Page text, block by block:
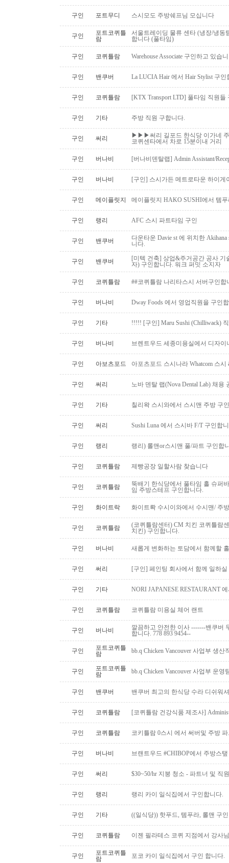
구인 포트무디 스시모도 주방쉐프님 모십니다
구인
포트코퀴틀
람
서울트레이딩 물류 센타 (냉장/냉동
합니다 (풀타임)
구인 코퀴틀람 Warehouse Associate 구인하고 있습
구인 밴쿠버 La LUCIA Hair 에서 Hair Stylist 구인
구인 코퀴틀람 [KTX Transport LTD] 풀타임 직원
구인 기타 주방 직원 구합니다.
구인 써리
▶▶▶써리 길포드 한식당 이가네
코퀴센타에서 차로 15분이내 거리
구인 버나비 [버나비덴탈랩] Admin Assistant/
구인 버나비 [구인] 스시가든 메트로타운 하이게
구인 메이플릿지 메이플릿지 HAKO SUSHI에서 템
구인 랭리 AFC 스시 파트타임 구인
구인 밴쿠버
다운타운 Davie st 에 위치한
니다.
구인 밴쿠버
[미텍 건축] 상업&주거공간 공사
자) 구인합니다. 워크 퍼밋 소지자
구인 코퀴틀람 ##코퀴틀람 나리타스시 서버구인합
구인 버나비 Dway Foods 에서 영업직원을 구인
구인 기타 !!!!! [구인] Maru Sushi (Chilliwack)
구인 버나비 브렌트우드 세종미용실에서 디자이
구인 아보츠포드 아포츠포드 스시나라 Whatcom 스
구인 써리 노바 덴탈 랩(Nova Dental Lab) 채용
구인 기타 칠리왁 스시와에서 스시맨 주방 구
구인 써리 Sushi Luna 에서 스시바 F/T 구인합
구인 랭리 랭리) 롤맨or스시맨 풀/파트 구인합
구인 코퀴틀람 제빵공장 일할사람 찾습니다
구인 코퀴틀람
뚝배기 한식당에서 풀타임 홀 슈퍼
임 주방스테프 구인합니다.
구인 화이트락 화이트롹 수시이와에서 수시맨/ 주
구인 코퀴틀람
(코퀴틀람센터) CM 치킨 코퀴틀람
치킨) 구인합니다.
구인 버나비 새롭게 변화하는 토담에서 함께할
구인 써리 [구인] 페인팅 회사에서 함께 일하
구인 기타 NORI JAPANESE RESTAURANT
구인 코퀴틀람 코퀴틀람 미용실 체어 랜트
구인 버나비
깔끔하고 안전한 이사 -------밴쿠버
합니다. 778 893 9454--
구인
포트코퀴틀
람
bb.q Chicken Vancouver 사업부 생
구인
포트코퀴틀
람
bb.q Chicken Vancouver 사업부 운
구인 밴쿠버 밴쿠버 최고의 한식당 수라 디쉬워
구인 코퀴틀람 [코퀴틀람 건강식품 제조사]
구인 코퀴틀람 코키틀람 0스시 에서 써버및 주방
구인 버나비 브랜트우드 #CHIBOP에서 주방스
구인 써리 $30~50/hr 지붕 청소 - 파트너 및 직
구인 랭리 랭리 카이 일식집에서 구인합니다.
구인 기타 ((일식당)) 핫푸드, 템푸라, 롤맨 구
구인 코퀴틀람 이젠 필라테스 코퀴 지점에서 강사
구인
포트코퀴틀
람
포코 카이 일식집에서 구인 합니다.